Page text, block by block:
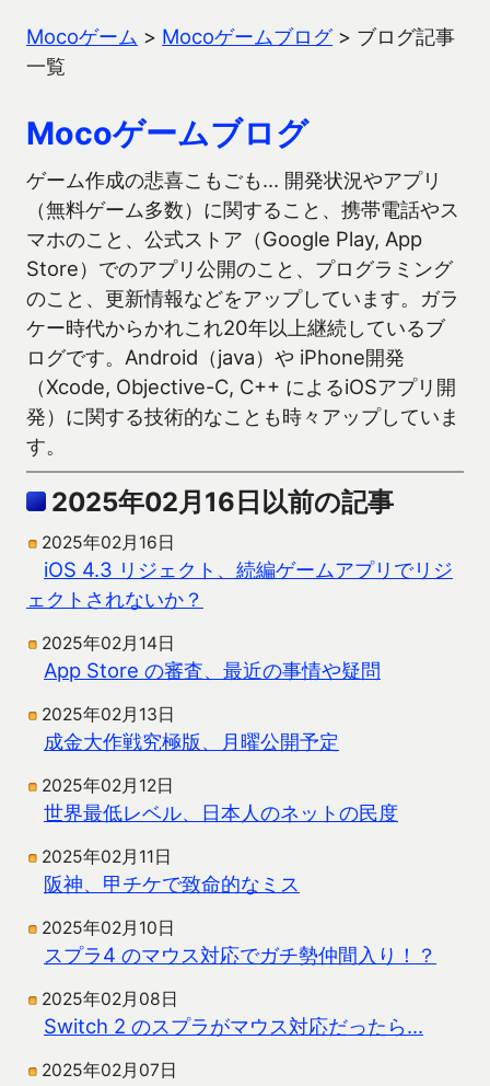
Mocoゲーム > Mocoゲームブログ> ブログ記事
一覧
Mocoゲームブログ
ゲーム作成の悲喜こもごも… 開発状況やアプリ
（無料ゲーム多数）に関すること、携帯電話やス
マホのこと、公式ストア（Google Play, App
Store）でのアプリ公開のこと、プログラミング
のこと、更新情報などをアップしています。ガラ
ケー時代からかれこれ20年以上継続しているブ
ログです。Android（java）や iPhone開発
（Xcode, Objective-C, C++ によるiOSアプリ開
発）に関する技術的なことも時々アップしていま
す。
2025年02月16日以前の記事
2025年02月16日
iOS 4.3 リジェクト、続編ゲームアプリでリジ
ェクトされないか？
2025年02月14日
App Store の審査、最近の事情や疑問
2025年02月13日
成金大作戦究極版、月曜公開予定
2025年02月12日
世界最低レベル、日本人のネットの民度
2025年02月11日
阪神、甲チケで致命的なミス
2025年02月10日
スプラ4 のマウス対応でガチ勢仲間入り！？
2025年02月08日
Switch 2 のスプラがマウス対応だったら…
2025年02月07日